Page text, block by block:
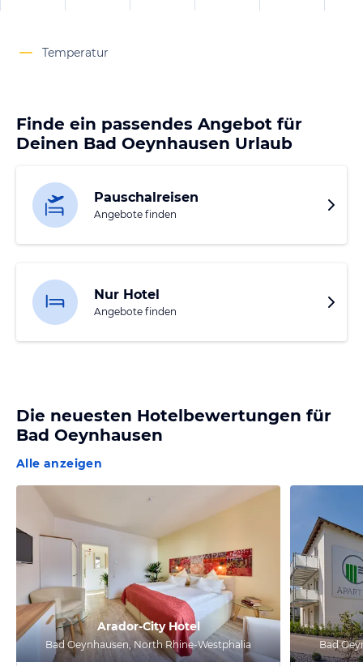
Temperatur
Finde ein passendes Angebot für
Deinen Bad Oeynhausen Urlaub
Pauschalreisen
Angebote finden
Nur Hotel
Angebote finden
Die neuesten Hotelbewertungen für
Bad Oeynhausen
Alle anzeigen
Arador-City Hotel
Bad Oeynhausen, North Rhine-Westphalia Bad